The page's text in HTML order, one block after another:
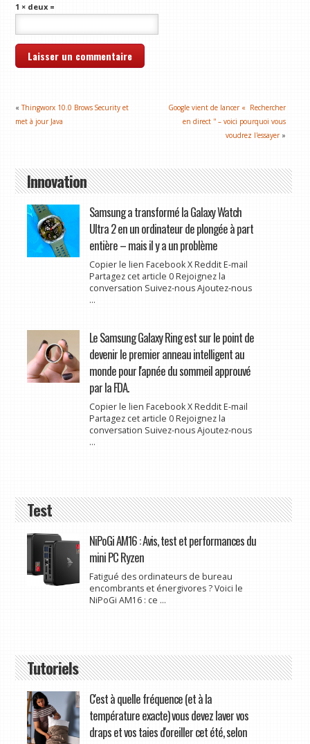
1 × deux =
«Thingworx 10.0 Brows Security et
met à jour Java
Google vient de lancer « Rechercher
en direct '' – voici pourquoi vous
voudrez l'essayer»
Innovation
Samsung a transformé la Galaxy Watch
Ultra 2 en un ordinateur de plongée à part
entière – mais il y a un problème
Copier le lien Facebook X Reddit E-mail
Partagez cet article 0 Rejoignez la
conversation Suivez-nous Ajoutez-nous
...
Le Samsung Galaxy Ring est sur le point de
devenir le premier anneau intelligent au
monde pour l'apnée du sommeil approuvé
par la FDA.
Copier le lien Facebook X Reddit E-mail
Partagez cet article 0 Rejoignez la
conversation Suivez-nous Ajoutez-nous
...
Test
NiPoGi AM16 : Avis, test et performances du
mini PC Ryzen
Fatigué des ordinateurs de bureau
encombrants et énergivores ? Voici le
NiPoGi AM16 : ce ...
Tutoriels
C'est à quelle fréquence (et à la
température exacte) vous devez laver vos
draps et vos taies d'oreiller cet été, selon